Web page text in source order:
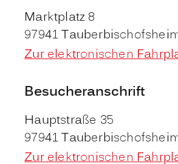
Marktplatz 8
97941
Zur elektronischen
Besucheranschrift
Hauptstraße 35
97941
Zur elektronischen